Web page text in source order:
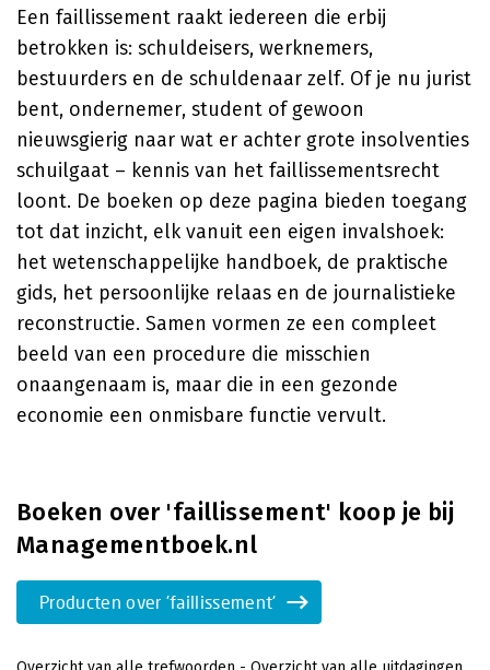
Een faillissement raakt iedereen die erbij
betrokken is: schuldeisers, werknemers,
bestuurders en de schuldenaar zelf. Of je nu jurist
bent, ondernemer, student of gewoon
nieuwsgierig naar wat er achter grote insolventies
schuilgaat – kennis van het faillissementsrecht
loont. De boeken op deze pagina bieden toegang
tot dat inzicht, elk vanuit een eigen invalshoek:
het wetenschappelijke handboek, de praktische
gids, het persoonlijke relaas en de journalistieke
reconstructie. Samen vormen ze een compleet
beeld van een procedure die misschien
onaangenaam is, maar die in een gezonde
economie een onmisbare functie vervult.
Boeken over 'faillissement' koop je bij
Managementboek.nl
Producten over 'faillissement'